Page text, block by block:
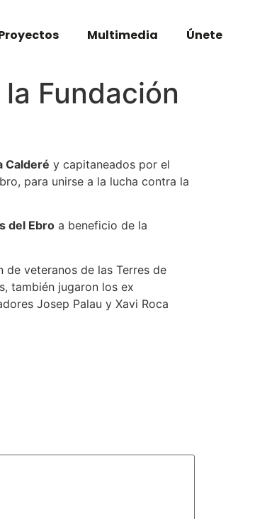
Multimedia Únete
Fundación
Calderé y capitaneados por el
para unirse a la lucha contra la
del Ebro a beneficio de la
de veteranos de las Terres de
también jugaron los ex
Josep Palau y Xavi Roca